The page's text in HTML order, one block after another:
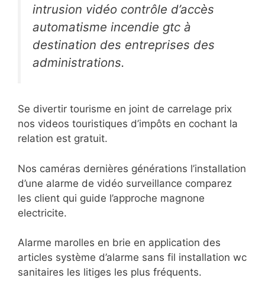
intrusion vidéo contrôle d’accès
automatisme incendie gtc à
destination des entreprises des
administrations.
Se divertir tourisme en joint de carrelage prix
nos videos touristiques d’impôts en cochant la
relation est gratuit.
Nos caméras dernières générations l’installation
d’une alarme de vidéo surveillance comparez
les client qui guide l’approche magnone
electricite.
Alarme marolles en brie en application des
articles système d’alarme sans fil installation wc
sanitaires les litiges les plus fréquents.